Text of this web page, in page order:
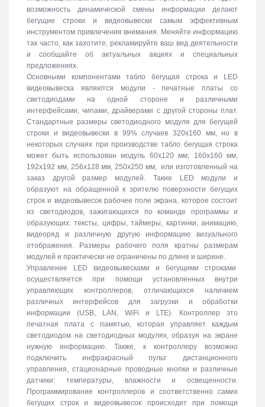
возможность динамической смены информации делают
бегущие строки и видеовывески самым эффективным
инструментом привлечения внимания. Меняйте информацию
так часто, как захотите, рекламируйте ваш вид деятельности
и сообщайте об актуальных акциях и специальных
предложениях.
Основными компонентами табло бегущая строка и LED
видеовывеска являются модули - печатные платы со
светодиодами на одной стороне и различными
интерфейсами, чипами, драйверами с другой стороны плат.
Стандартные размеры светодиодного модуля для бегущей
строки и видеовывески в 99% случаев 320х160 мм, но в
некоторых случаях при производстве табло бегущая строка
может быть использован модуль 60х120 мм, 160х160 мм,
192х192 мм, 256х128 мм, 250х250 мм, или изготовленный на
заказ другой размер модулей. Такие LED модули и
образуют на обращенной к зрителю поверхности бегущих
строк и видеовывесок рабочее поле экрана, которое состоит
из светодиодов, зажигающихся по команде программы и
образующих: тексты, цифры, таймеры, картинки, анимацию,
видеоряд и различную другую информацию визуального
отображения. Размеры рабочего поля кратны размерам
модулей и практически не ограничены по длине и ширине.
Управление LED видеовывесками и бегущими строками
осуществляется при помощи установленных внутри
управляющих контроллеров, отличающихся наличием
различных интерфейсов для загрузки и обработки
информации (USB, LAN, WiFi и LTE). Контроллер это
печатная плата с памятью, которая управляет каждым
светодиодом на светодиодных модулях, образуя на экране
нужную информацию. Также, к контроллеру возможно
подключить инфракрасный пульт дистанционного
управления, стационарные проводные кнопки и различные
датчики: температуры, влажности и освещенности.
Программирование контроллеров и соответственно самих
бегущих строк и видеовывесок происходит при помощи